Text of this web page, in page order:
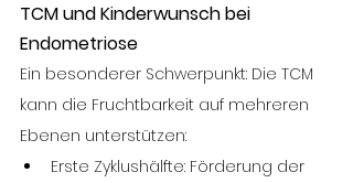
TCM und Kinderwunsch bei
Endometriose
Ein besonderer Schwerpunkt: Die TCM
kann die Fruchtbarkeit auf mehreren
Ebenen unterstützen:
Erste Zyklushälfte: Förderung der